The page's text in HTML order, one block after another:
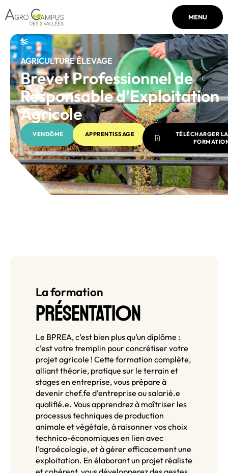
MENU
AGRICULTURE ÉLEVAGE
Brevet Professionnel de
Responsable d’Exploitation
Agricole
VENDÔME APPRENTISSAGE
TÉLÉCHARGER
La formation
PRÉSENTATION
Le BPREA, c’est bien plus qu’un diplôme :
c’est votre tremplin pour concrétiser votre
projet agricole ! Cette formation complète,
alliant théorie, pratique sur le terrain et
stages en entreprise, vous prépare à
devenir chef.fe d’entreprise ou salarié.e
qualifié.e. Vous apprendrez à maîtriser les
processus techniques de production
animale et végétale, à raisonner vos choix
technico-économiques en lien avec
l’agroécologie, et à gérer efficacement une
exploitation. En élaborant un projet réaliste